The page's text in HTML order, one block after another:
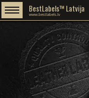
BestLabels™ Latvija
www.bestlabels.lv